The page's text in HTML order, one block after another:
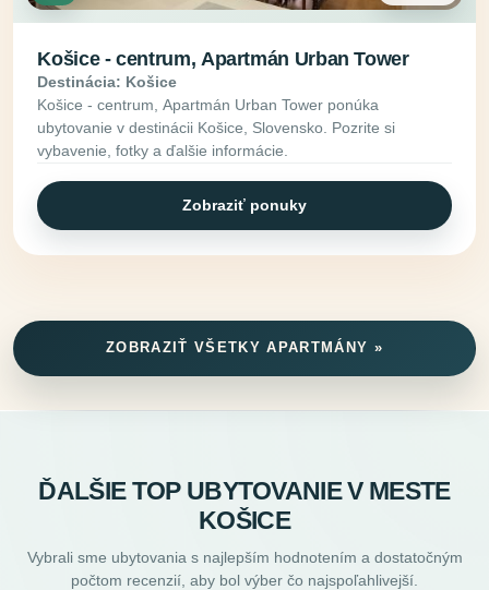
Košice - centrum, Apartmán Urban Tower
Destinácia: Košice
Košice - centrum, Apartmán Urban Tower ponúka
ubytovanie v destinácii Košice, Slovensko. Pozrite si
vybavenie, fotky a ďalšie informácie.
Zobraziť ponuky
ZOBRAZIŤ VŠETKY APARTMÁNY »
ĎALŠIE TOP UBYTOVANIE V MESTE
KOŠICE
Vybrali sme ubytovania s najlepším hodnotením a dostatočným
počtom recenzií, aby bol výber čo najspoľahlivejší.